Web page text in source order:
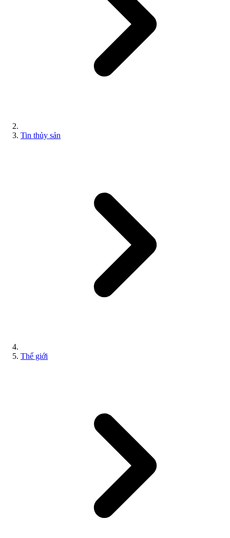
Tin thủy sản
Thế giới